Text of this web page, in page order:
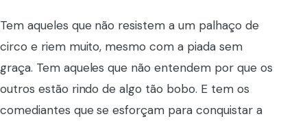
Tem aqueles que não resistem a um palhaço de
circo e riem muito, mesmo com a piada sem
graça. Tem aqueles que não entendem por que os
outros estão rindo de algo tão bobo. E tem os
comediantes que se esforçam para conquistar a